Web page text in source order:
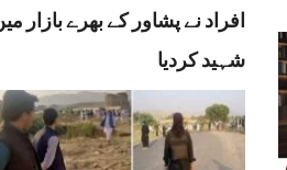
افراد نے پشاور کے بھرے بازار
شہید کردیا